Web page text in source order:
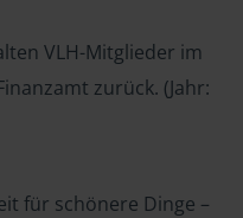
VLH-Mitglieder im
zurück. (Jahr:
für schönere Dinge –